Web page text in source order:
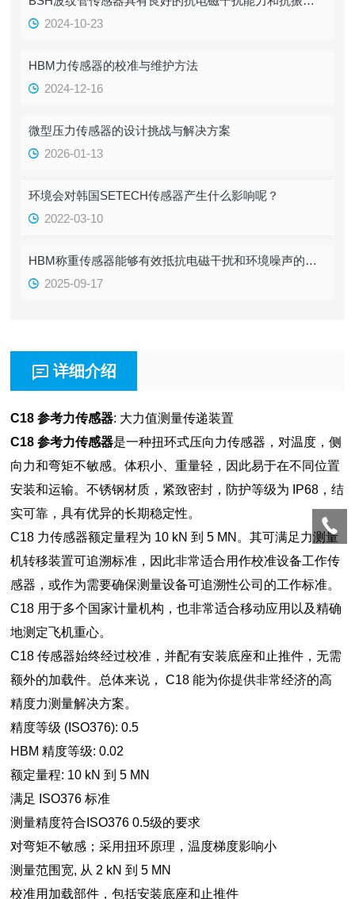
2024-10-23
HBM力传感器的校准与维护方法
2024-12-16
微型压力传感器的设计挑战与解决方案
2026-01-13
环境会对韩国SETECH传感器产生什么影响呢？
2022-03-10
HBM称重传感器能够有效抵抗电磁干扰和环境噪声的影响
2025-09-17
详细介绍
C18 参考力传感器: 大力值测量传递装置
C18 参考力传感器是一种扭环式压向力传感器，对温度，侧
向力和弯矩不敏感。体积小、重量轻，因此易于在不同位置
安装和运输。不锈钢材质，紧致密封，防护等级为 IP68，结
实可靠，具有优异的长期稳定性。
C18 力传感器额定量程为 10 kN 到 5 MN。其可满足力测量
机转移装置可追溯标准，因此非常适合用作校准设备工作传
感器，或作为需要确保测量设备可追溯性公司的工作标准。
C18 用于多个国家计量机构，也非常适合移动应用以及精确
地测定飞机重心。
C18 传感器始终经过校准，并配有安装底座和止推件，无需
额外的加载件。总体来说， C18 能为你提供非常经济的高
精度力测量解决方案。
精度等级 (ISO376): 0.5
HBM 精度等级: 0.02
额定量程: 10 kN 到 5 MN
满足 ISO376 标准
测量精度符合ISO376 0.5级的要求
对弯矩不敏感；采用扭环原理，温度梯度影响小
测量范围宽, 从 2 kN 到 5 MN
校准用加载部件，包括安装底座和止推件